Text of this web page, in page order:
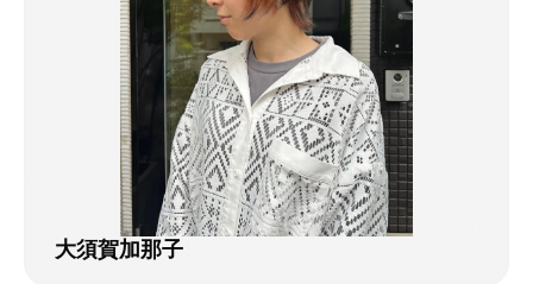
大須賀加那子